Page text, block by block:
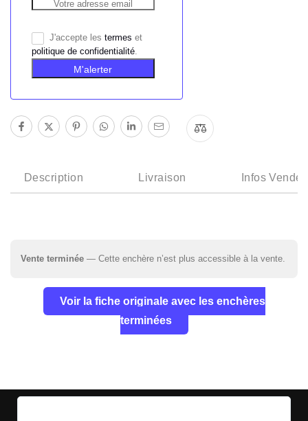
J'accepte les termes et
politique de confidentialité.
M'alerter
Description Livraison Infos
Vente terminée — Cette enchère n’est plus accessible à la vente.
Voir la fiche originale avec les enchères
terminées